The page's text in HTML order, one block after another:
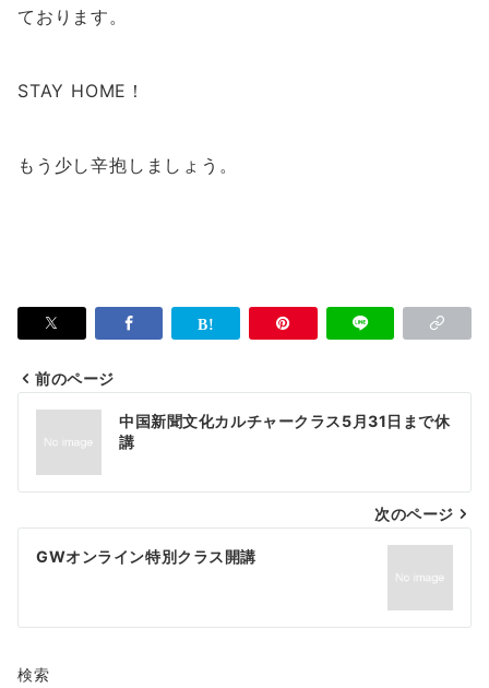
ております。
STAY HOME！
もう少し辛抱しましょう。
投
ナ
ビ
ゲ
シ
ョ
前のページ
中国新聞文化カルチャークラス5月31日まで休
講
次のページ
GWオンライン特別クラス開講
検索